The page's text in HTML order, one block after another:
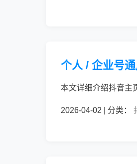
个人 / 企业号
本文详细介绍抖音主
2026-04-02 | 分类：